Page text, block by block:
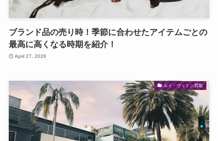
ブランド品の売り時！季節に合わせたアイテムごとの
最高に高くなる時期を紹介！
April 27, 2026
ルイ・ヴィトン買取